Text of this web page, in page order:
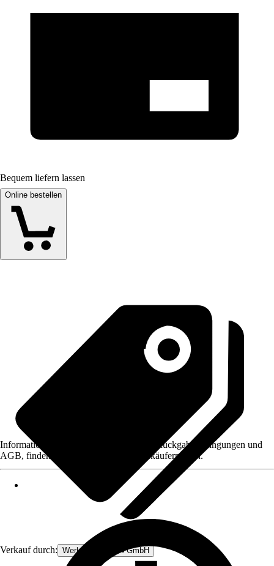
Bequem liefern lassen
Online bestellen
Verkauf durch: Werkzeugstore24 GmbH
Informationen des Verkäufers, wie z. B. Rückgabebedingungen und
AGB, finden Sie bei Klick auf den Verkäufernamen.